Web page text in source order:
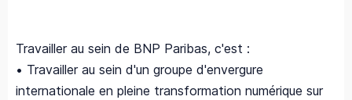
Travailler au sein de BNP Paribas, c'est :
• Travailler au sein d'un groupe d'envergure
internationale en pleine transformation numérique sur